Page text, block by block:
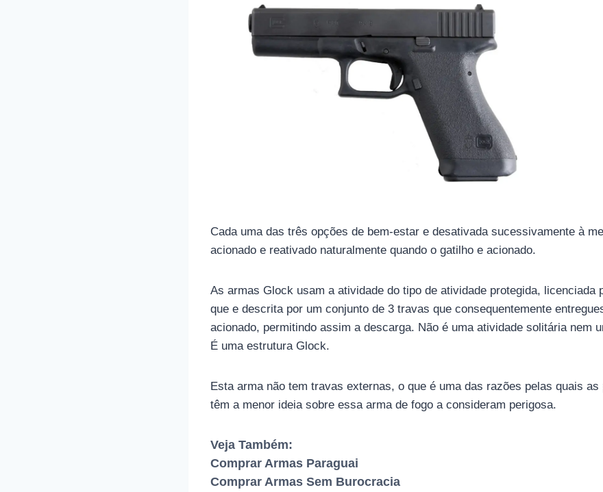
Cada uma das três opções de bem-estar e desativada sucessivamente à
acionado e reativado naturalmente quando o gatilho e acionado.
As armas Glock usam a atividade do tipo de atividade protegida, licenciada
que e descrita por um conjunto de 3 travas que consequentemente
acionado, permitindo assim a descarga. Não é uma atividade solitária nem
É uma estrutura Glock.
Esta arma não tem travas externas, o que é uma das razões pelas quais as
têm a menor ideia sobre essa arma de fogo a consideram perigosa.
Veja Também:
Comprar Armas Paraguai
Comprar Armas Sem Burocracia